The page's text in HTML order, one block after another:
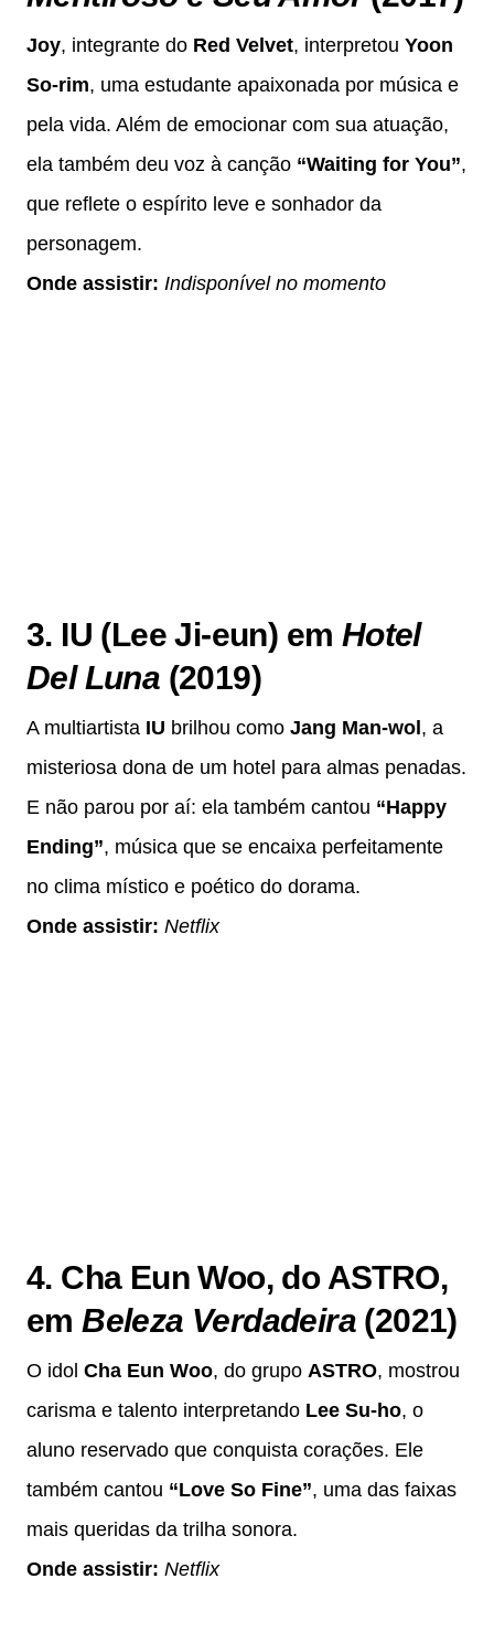
Joy, integrante do Red Velvet, interpretou Yoon
So-rim, uma estudante apaixonada por música e
pela vida. Além de emocionar com sua atuação,
ela também deu voz à canção “Waiting for You”,
que reflete o espírito leve e sonhador da
personagem.
Onde assistir: Indisponível no momento
3. IU (Lee Ji-eun) em Hotel
Del Luna (2019)
A multiartista IU brilhou como Jang Man-wol , a
misteriosa dona de um hotel para almas penadas.
E não parou por aí: ela também cantou “Happy
Ending”, música que se encaixa perfeitamente
no clima místico e poético do dorama.
Onde assistir: Netflix
4. Cha Eun Woo, do ASTRO,
emBeleza Verdadeira (2021)
O idol Cha Eun Woo, do grupo ASTRO, mostrou
carisma e talento interpretando Lee Su-ho, o
aluno reservado que conquista corações. Ele
também cantou “Love So Fine”, uma das faixas
mais queridas da trilha sonora.
Onde assistir: Netflix